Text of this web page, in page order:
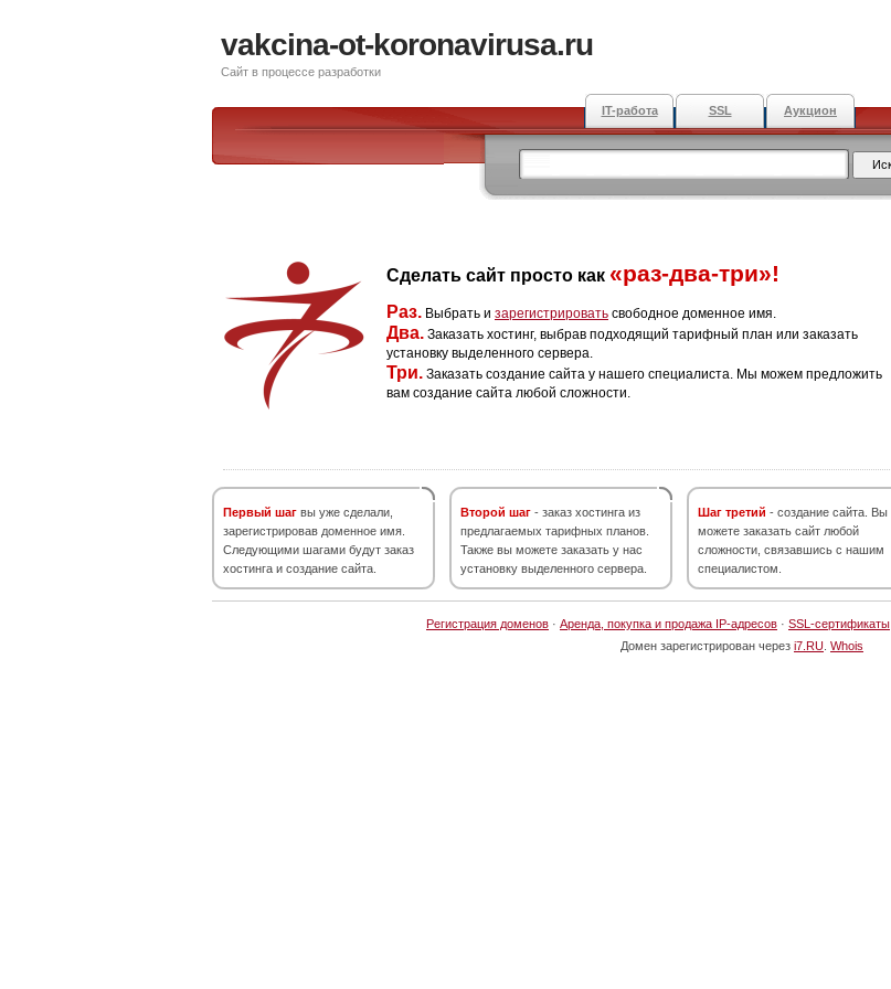
vakcina-ot-koronavirusa.ru
Сайт в процессе разработки
IT-работа SSL Аукцион
Сделать сайт просто как «раз-два-три»!
Раз. Выбрать и зарегистрировать свободное доменное имя.
Два. Заказать хостинг, выбрав подходящий тарифный план или заказать
установку выделенного сервера.
Три. Заказать создание сайта у нашего специалиста. Мы можем предложить
вам создание сайта любой сложности.
Первый шаг вы уже сделали,
зарегистрировав доменное имя.
Следующими шагами будут заказ
хостинга и создание сайта.
Второй шаг - заказ хостинга из
предлагаемых тарифных планов.
Также вы можете заказать у нас
установку выделенного сервера.
Шаг третий - создание сайта. Вы
можете заказать сайт любой
сложности, связавшись с нашим
специалистом.
Регистрация доменов · Аренда, покупка и продажа IP-адресов · SSL-сертификаты
Домен зарегистрирован через i7.RU Whois